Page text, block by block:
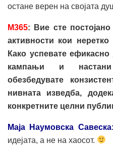
остане верен на својата
M365: Вие сте
активности кои
Како успевате
кампањи и
обезбедувате
нивната изведба,
конкретните целни
Маја Наумовска
идејата, а не на хаосот.